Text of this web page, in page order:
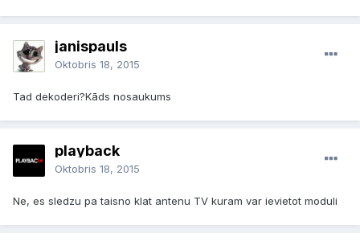
janispauls
Oktobris 18, 2015
Tad dekoderi?Kāds nosaukums
playback
Oktobris 18, 2015
Ne, es sledzu pa taisno klat antenu TV kuram var ievietot moduli